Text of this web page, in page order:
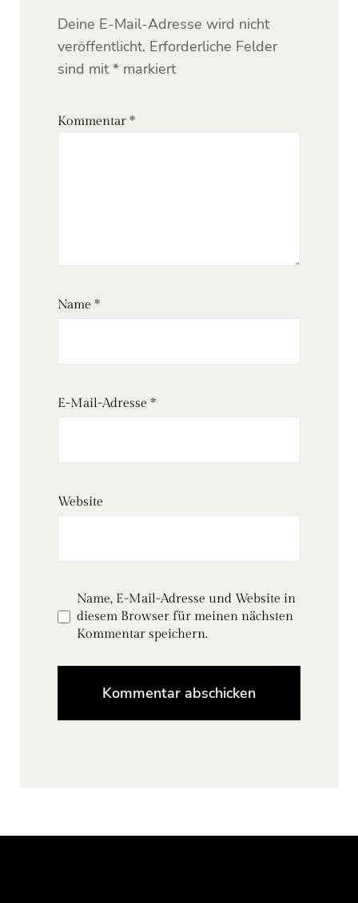
Deine E-Mail-Adresse wird nicht
veröffentlicht. Erforderliche Felder
sind mit* markiert
Kommentar *
Name *
E-Mail-Adresse *
Website
Name, E-Mail-Adresse und Website in
diesem Browser für meinen nächsten
Kommentar speichern.